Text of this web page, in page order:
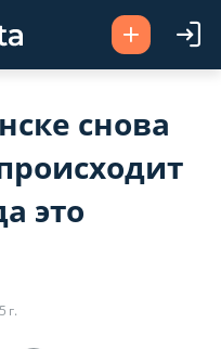
снова
это
г.